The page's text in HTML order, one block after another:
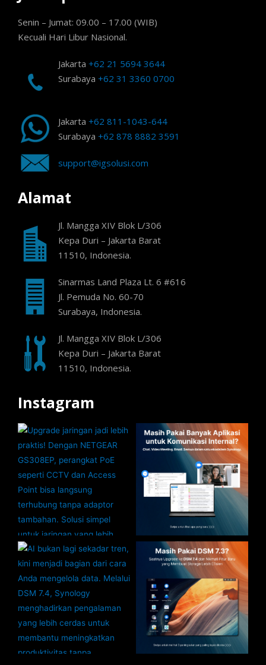
Senin – Jumat: 09.00 – 17.00 (WIB)
Kecuali Hari Libur Nasional.
Jakarta +62 21 5694 3644
Surabaya +62 31 3360 0700
Jakarta +62 811-1043-644
Surabaya +62 878 8882 3591
support@igsolusi.com
Alamat
Jl. Mangga XIV Blok L/306
Kepa Duri – Jakarta Barat
11510, Indonesia.
Sinarmas Land Plaza Lt. 6 #616
Jl. Pemuda No. 60-70
Surabaya, Indonesia.
Jl. Mangga XIV Blok L/306
Kepa Duri – Jakarta Barat
11510, Indonesia.
Instagram